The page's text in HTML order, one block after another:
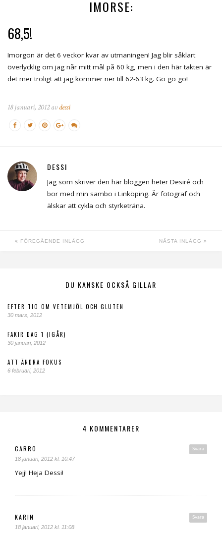
IMORSE:
68,5!
Imorgon är det 6 veckor kvar av utmaningen! Jag blir såklart
överlycklig om jag når mitt mål på 60 kg, men i den här takten är
det mer troligt att jag kommer ner till 62-63 kg. Go go go!
18 januari, 2012 avdessi
DESSI
Jag som skriver den här bloggen heter Desiré och
bor med min sambo i Linköping. Är fotograf och
älskar att cykla och styrketräna.
FÖREGÅENDE INLÄGG NÄSTA INLÄGG
DU KANSKE OCKSÅ GILLAR
EFTER TIO OM VETEMJÖL OCH GLUTEN
30 mars, 2012
FAKIR DAG 1 (IGÅR)
30 januari, 2012
ATT ÄNDRA FOKUS
6 februari, 2012
4 KOMMENTARER
Svara
CARRO
18 januari, 2012 kl. 10:47
Yejj! Heja Dessi!
Svara
KARIN
18 januari, 2012 kl. 11:08